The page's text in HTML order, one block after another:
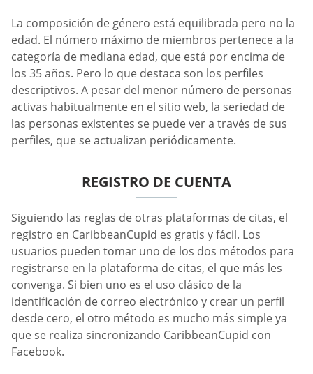
La composición de género está equilibrada pero no la
edad. El número máximo de miembros pertenece a la
categoría de mediana edad, que está por encima de
los 35 años. Pero lo que destaca son los perfiles
descriptivos. A pesar del menor número de personas
activas habitualmente en el sitio web, la seriedad de
las personas existentes se puede ver a través de sus
perfiles, que se actualizan periódicamente.
REGISTRO DE CUENTA
Siguiendo las reglas de otras plataformas de citas, el
registro en CaribbeanCupid es gratis y fácil. Los
usuarios pueden tomar uno de los dos métodos para
registrarse en la plataforma de citas, el que más les
convenga. Si bien uno es el uso clásico de la
identificación de correo electrónico y crear un perfil
desde cero, el otro método es mucho más simple ya
que se realiza sincronizando CaribbeanCupid con
Facebook.